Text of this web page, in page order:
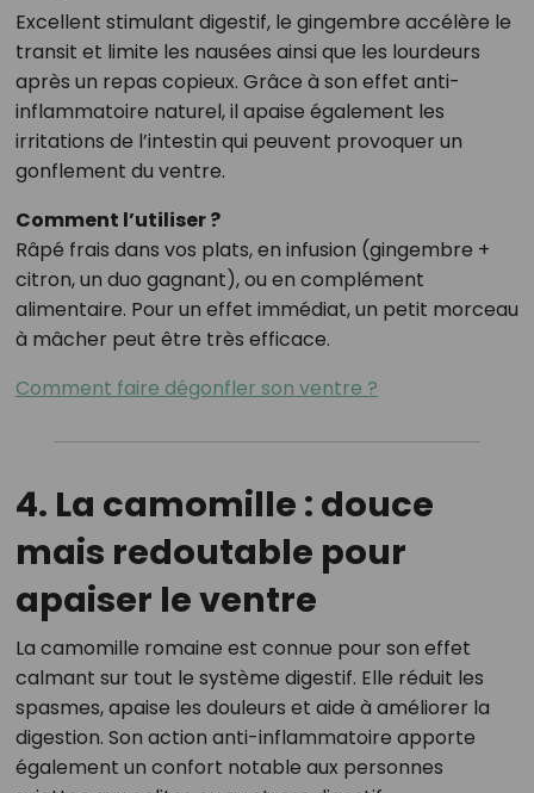
Excellent stimulant digestif, le gingembre accélère le
transit et limite les nausées ainsi que les lourdeurs
après un repas copieux. Grâce à son effet anti-
inflammatoire naturel, il apaise également les
irritations de l’intestin qui peuvent provoquer un
gonflement du ventre.
Comment l’utiliser ?
Râpé frais dans vos plats, en infusion (gingembre +
citron, un duo gagnant), ou en complément
alimentaire. Pour un effet immédiat, un petit morceau
à mâcher peut être très efficace.
Comment faire dégonfler son ventre ?
4. La camomille : douce
mais redoutable pour
apaiser le ventre
La camomille romaine est connue pour son effet
calmant sur tout le système digestif. Elle réduit les
spasmes, apaise les douleurs et aide à améliorer la
digestion. Son action anti-inflammatoire apporte
également un confort notable aux personnes